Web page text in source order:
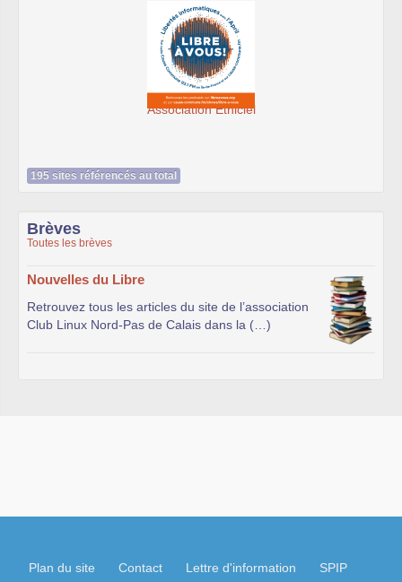
Association Éthiciel
195 sites référencés au total
Brèves
Toutes les brèves
Nouvelles du Libre
Retrouvez tous les articles du site de l’association
Club Linux Nord-Pas de Calais dans la (…)
Plan du site Contact Lettre d'information SPIP